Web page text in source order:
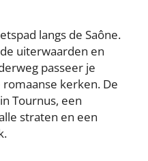
langs de Saône.
uiterwaarden en
passeer je
kerken. De
Tournus, een
straten en een